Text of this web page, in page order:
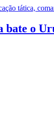
tática,
bate o